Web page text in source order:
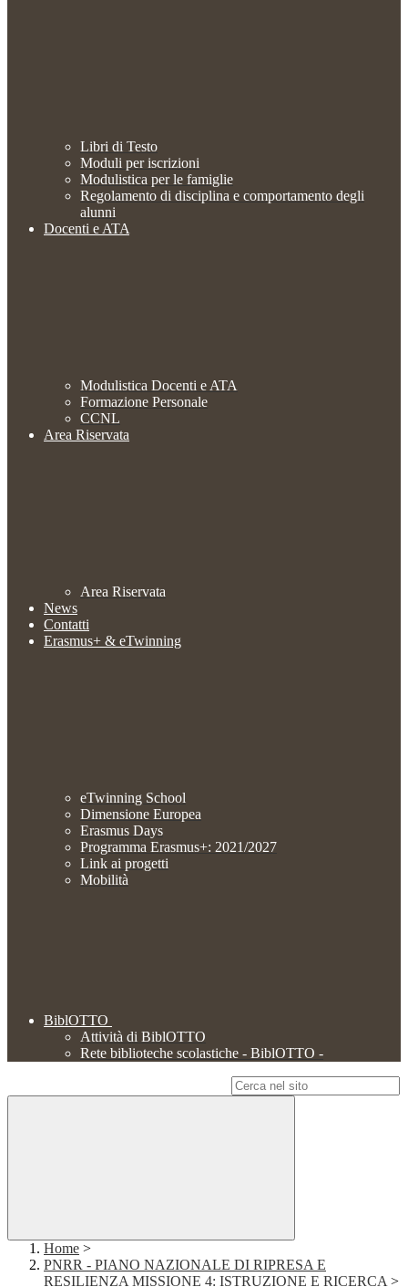
Libri di Testo
Moduli per iscrizioni
Modulistica per le famiglie
Regolamento di disciplina e comportamento degli
alunni
Docenti e ATA
Modulistica Docenti e ATA
Formazione Personale
CCNL
Area Riservata
Area Riservata
News
Contatti
Erasmus+ & eTwinning
eTwinning School
Dimensione Europea
Erasmus Days
Programma Erasmus+: 2021/2027
Link ai progetti
Mobilità
BiblOTTO
Attività di BiblOTTO
Rete biblioteche scolastiche - BiblOTTO -
Home >
PNRR - PIANO NAZIONALE DI RIPRESA E
RESILIENZA MISSIONE 4: ISTRUZIONE E RICERCA >